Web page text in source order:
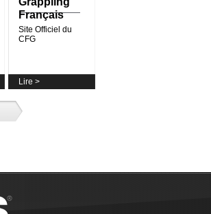
Français
Site Officiel du
CFG
Lire >